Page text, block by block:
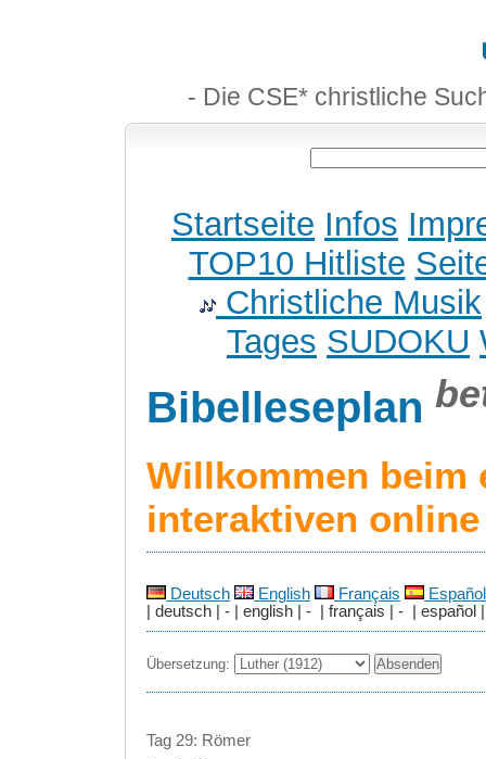
- Die CSE* christliche
Startseite Infos
TOP10 Hitliste
Christliche Musik
Tages SUDOKU
Bibelleseplan
Willkommen beim
interaktiven
Deutsch English Français
Español
| deutsch | - | english | - | français | - | español |
Übersetzung:
Tag 29: Römer